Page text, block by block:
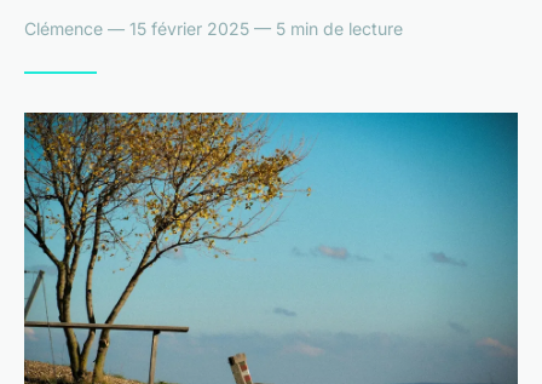
Clémence — 15 février 2025 — 5 min de lecture